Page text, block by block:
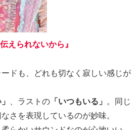
えられないから』
ドも、どれも切なく寂しい感じが
、ラストの 「いつもいる」
。同じ
さを表現しているのが妙味。